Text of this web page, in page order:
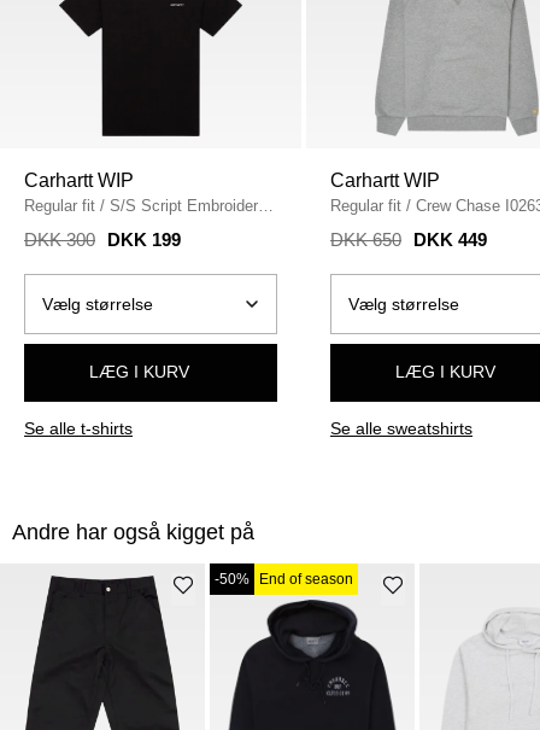
Carhartt WIP
Regular fit / S/S Script Embroidery
T-Shirt I030435 / BLACK
DKK 300 DKK 199
LÆG I KURV
Se alle t-shirts
Carhartt WIP
Regular fit / Crew Chase
GREY HTR/GOLD
DKK 650 DKK 449
LÆG I KURV
Se alle sweatshirts
Andre har også kigget på
-50% End of season